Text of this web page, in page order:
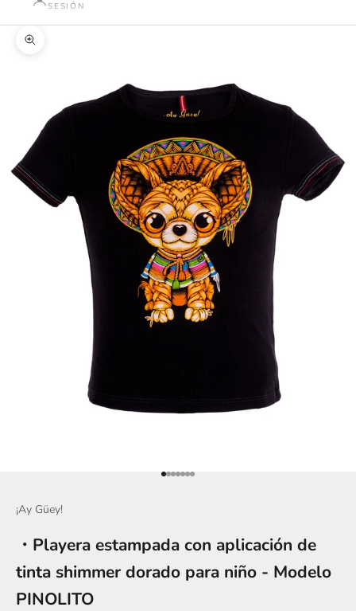
SESIÓN
Zoom
Ir al artículo 1
Ir al artículo 2
Ir al artículo 3
Ir al artículo 4
Ir al artículo 5
Ir al artículo 6
Ir al artículo 7
¡Ay Güey!
・Playera estampada con aplicación de
tinta shimmer dorado para niño - Modelo
PINOLITO